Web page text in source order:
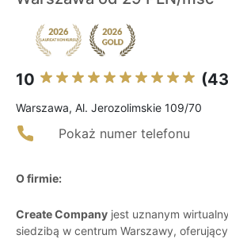
10
Warszawa, Al. Jerozolimskie 109/70
Pokaż numer telefonu
O firmie:
Create Company jest uznanym
siedzibą w centrum Warszawy,